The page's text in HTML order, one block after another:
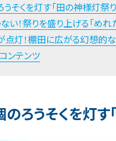
そくを灯す「田の神様灯祭
い！祭りを盛り上げる「めれ
点灯！棚田に広がる幻想的
ンテンツ
ろうそくを灯す